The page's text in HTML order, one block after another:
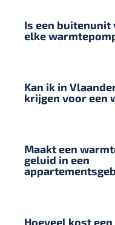
Is een
elke
Kan ik in
krijgen voor een
Maakt een
geluid in een
Hoeveel kost